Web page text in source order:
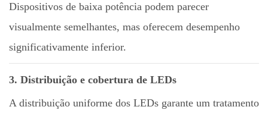
Dispositivos de baixa potência podem parecer
visualmente semelhantes, mas oferecem desempenho
significativamente inferior.
3. Distribuição e cobertura de LEDs
A distribuição uniforme dos LEDs garante um tratamento